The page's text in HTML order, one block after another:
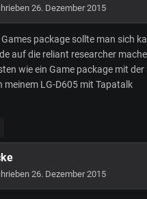
26. Dezember 2015
package sollte man sich
auf die reliant researcher
wie ein Game package mit
meinem LG-D605 mit Tapatalk
26. Dezember 2015